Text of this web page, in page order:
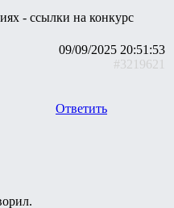
- ссылки на конкурс
09/09/2025 20:51:53
#3219621
Ответить